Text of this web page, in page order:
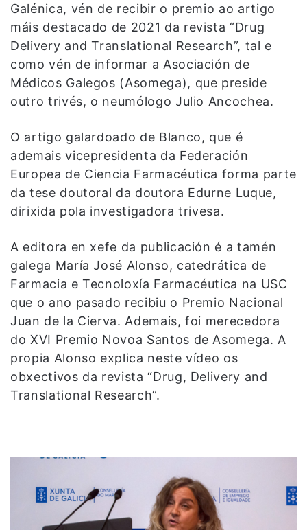
Galénica, vén de recibir o premio ao artigo
máis destacado de 2021 da revista “Drug
Delivery and Translational Research”, tal e
como vén de informar a Asociación de
Médicos Galegos (Asomega), que preside
outro trivés, o neumólogo Julio Ancochea.
O artigo galardoado de Blanco, que é
ademais vicepresidenta da Federación
Europea de Ciencia Farmacéutica forma parte
da tese doutoral da doutora Edurne Luque,
dirixida pola investigadora trivesa.
A editora en xefe da publicación é a tamén
galega María José Alonso, catedrática de
Farmacia e Tecnoloxía Farmacéutica na USC
que o ano pasado recibiu o Premio Nacional
Juan de la Cierva. Ademais, foi merecedora
do XVI Premio Novoa Santos de Asomega. A
propia Alonso explica neste vídeo os
obxectivos da revista “Drug, Delivery and
Translational Research”.